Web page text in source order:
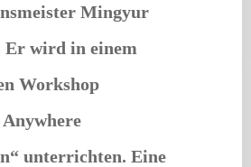
Mingyur
Er wird in einem
Workshop
unterrichten. Eine